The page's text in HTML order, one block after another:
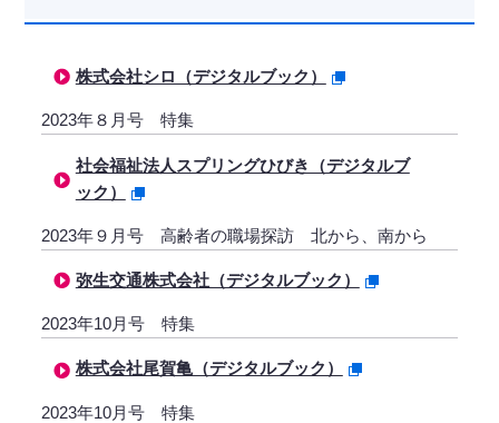
株式会社シロ（デジタルブック）
2023年８月号 特集
社会福祉法人スプリングひびき（デジタルブ
ック）
2023年９月号 高齢者の職場探訪 北から、南から
弥生交通株式会社（デジタルブック）
2023年10月号 特集
株式会社尾賀亀（デジタルブック）
2023年10月号 特集